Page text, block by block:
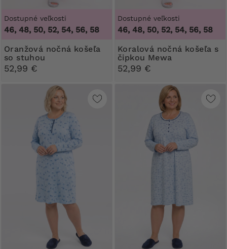
Dostupné veľkosti
46, 48, 50, 52, 54, 56, 58
Oranžová nočná košeľa
so stuhou
52,99 €
Dostupné veľkosti
46, 48, 50, 52, 54, 56, 58
Koralová nočná košeľa s
čipkou Mewa
52,99 €